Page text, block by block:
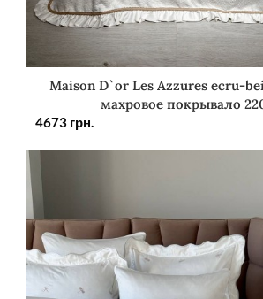
Maison D`or Les Azzures ecru-
махровое покрывало
4673 грн.